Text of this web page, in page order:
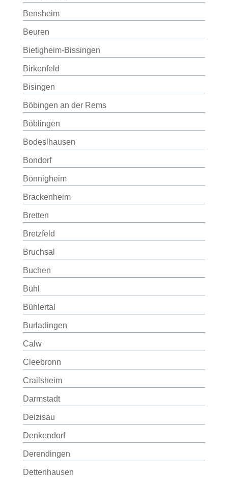
Bensheim
Beuren
Bietigheim-Bissingen
Birkenfeld
Bisingen
Böbingen an der Rems
Böblingen
Bodeslhausen
Bondorf
Bönnigheim
Brackenheim
Bretten
Bretzfeld
Bruchsal
Buchen
Bühl
Bühlertal
Burladingen
Calw
Cleebronn
Crailsheim
Darmstadt
Deizisau
Denkendorf
Derendingen
Dettenhausen